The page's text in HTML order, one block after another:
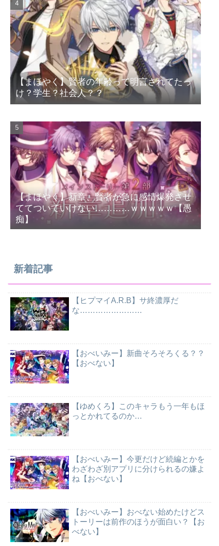
【まほやく】賢者の年齢って明言されてたっ
け？学生？社会人？？
【まほやく】新章、賢者が急に感情爆発させ
ててついていけない…………ｗｗｗｗｗ【愚
痴】
新着記事
【ヒプマイA.R.B】サ終濃厚だ
な……………………
【おべいみー】新曲そろそろくる？？
【おべない】
【ゆめくろ】このキャラもう一年もほ
っとかれてるのか…
【おべいみー】今更だけど続編とかを
わざわざ別アプリに分けられるの嫌よ
ね【おべない】
【おべいみー】おべない始めたけどス
トーリーは前作のほうが面白い？【お
べない】